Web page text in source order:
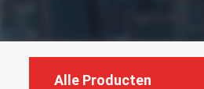
Alle Producten